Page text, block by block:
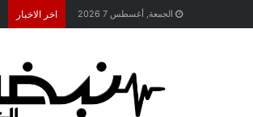
الجمعة, أغسطس 7 2026 اخر الاخبار